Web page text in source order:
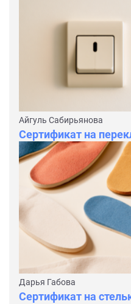
Айгуль Сабирьянова
Сертификат на
Дарья Габова
Сертификат на